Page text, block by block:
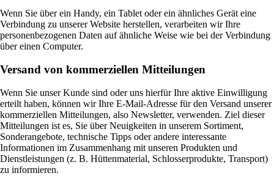
Wenn Sie über ein Handy, ein Tablet oder ein ähnliches Gerät eine
Verbindung zu unserer Website herstellen, verarbeiten wir Ihre
personenbezogenen Daten auf ähnliche Weise wie bei der Verbindung
über einen Computer.
Versand von kommerziellen Mitteilungen
Wenn Sie unser Kunde sind oder uns hierfür Ihre aktive Einwilligung
erteilt haben, können wir Ihre E-Mail-Adresse für den Versand unserer
kommerziellen Mitteilungen, also Newsletter, verwenden. Ziel dieser
Mitteilungen ist es, Sie über Neuigkeiten in unserem Sortiment,
Sonderangebote, technische Tipps oder andere interessante
Informationen im Zusammenhang mit unseren Produkten und
Dienstleistungen (z. B. Hüttenmaterial, Schlosserprodukte, Transport)
zu informieren.